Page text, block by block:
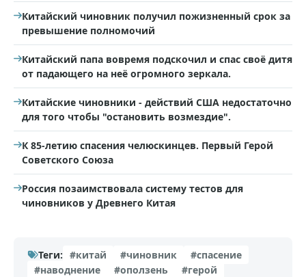
Китайский чиновник получил пожизненный срок за
превышение полномочий
Китайский папа вовремя подскочил и спас своё дитя
от падающего на неё огромного зеркала.
Китайские чиновники - действий США недостаточно
для того чтобы "остановить возмездие".
К 85-летию спасения челюскинцев. Первый Герой
Советского Союза
Россия позаимствовала систему тестов для
чиновников у Древнего Китая
Теги: #китай #чиновник
#спасение
#наводнение
#оползень #герой